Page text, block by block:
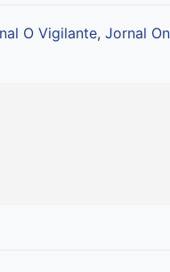
O Vigilante, Jornal